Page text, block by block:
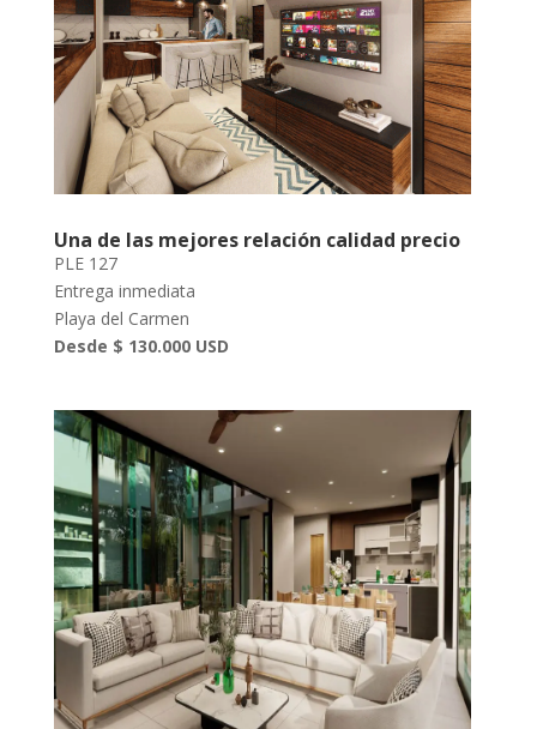
Una de las mejores relación calidad precio
PLE 127
Entrega inmediata
Playa del Carmen
Desde $ 130.000 USD